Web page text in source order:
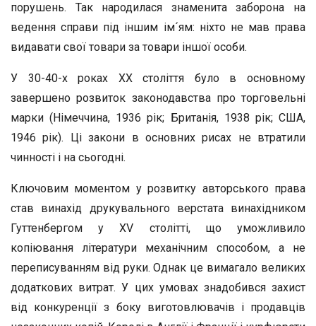
порушень. Так народилася знаменита заборона на
ведення справи під іншим ім´ям: ніхто не мав права
видавати свої товари за товари іншої особи.
У 30-40-х роках XX століття було в основному
завершено розвиток законодавства про торговельні
марки (Німеччина, 1936 рік; Британія, 1938 рік; США,
1946 рік). Ці закони в основних рисах не втратили
чинності і на сьогодні.
Ключовим моментом у розвитку авторського права
став винахід друкувального верстата винахідником
Гуттенбергом у XV столітті, що уможливило
копіювання літератури механічним способом, а не
переписуванням від руки. Однак це вимагало великих
додаткових витрат. У цих умовах знадобився захист
від конкуренції з боку виготовлювачів і продавців